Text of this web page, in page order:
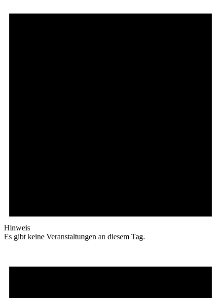
Hinweis
Es gibt keine Veranstaltungen an diesem Tag.